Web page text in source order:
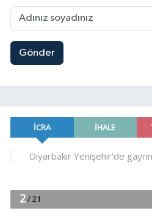
Gönder